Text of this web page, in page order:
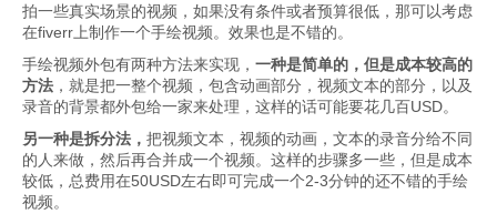
拍一些真实场景的视频，如果没有条件或者预算很低，那可以考虑
在fiverr上制作一个手绘视频。效果也是不错的。
手绘视频外包有两种方法来实现， 一种是简单的，但是成本较高的
方法 ，就是把一整个视频，包含动画部分，视频文本的部分，以及
录音的背景都外包给一家来处理，这样的话可能要花几百USD。
另一种是拆分法， 把视频文本，视频的动画，文本的录音分给不同
的人来做，然后再合并成一个视频。这样的步骤多一些，但是成本
较低，总费用在50USD左右即可完成一个2-3分钟的还不错的手绘
视频。